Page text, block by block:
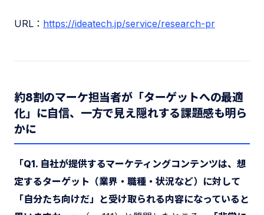
URL： https://ideatech.jp/service/research-pr
約8割のマーケ担当者が「ターゲットへの最適
化」に自信、一方で見え隠れする課題感も明ら
かに
「Q1. 自社が提供するマーケティングコンテンツは、想
定するターゲット（業界・職種・状況など）に対して
「自分たち向けだ」と受け取られる内容になっていると